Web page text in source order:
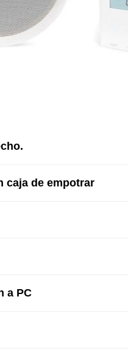
caja de empotrar
a PC